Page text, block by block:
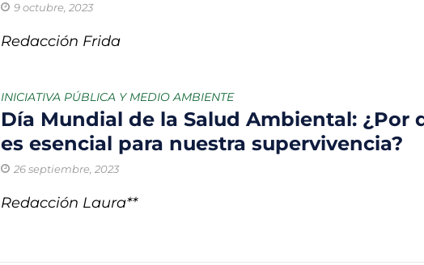
9 octubre, 2023
Redacción Frida
INICIATIVA PÚBLICA Y MEDIO AMBIENTE
Día Mundial de la Salud Ambiental: ¿Por
es esencial para nuestra supervivencia?
26 septiembre, 2023
Redacción Laura**